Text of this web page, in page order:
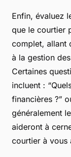
Enfin, évaluez
que le courtier
complet, allant
à la gestion
Certaines
incluent :
financières ?”
généralement
aideront à
courtier à vous